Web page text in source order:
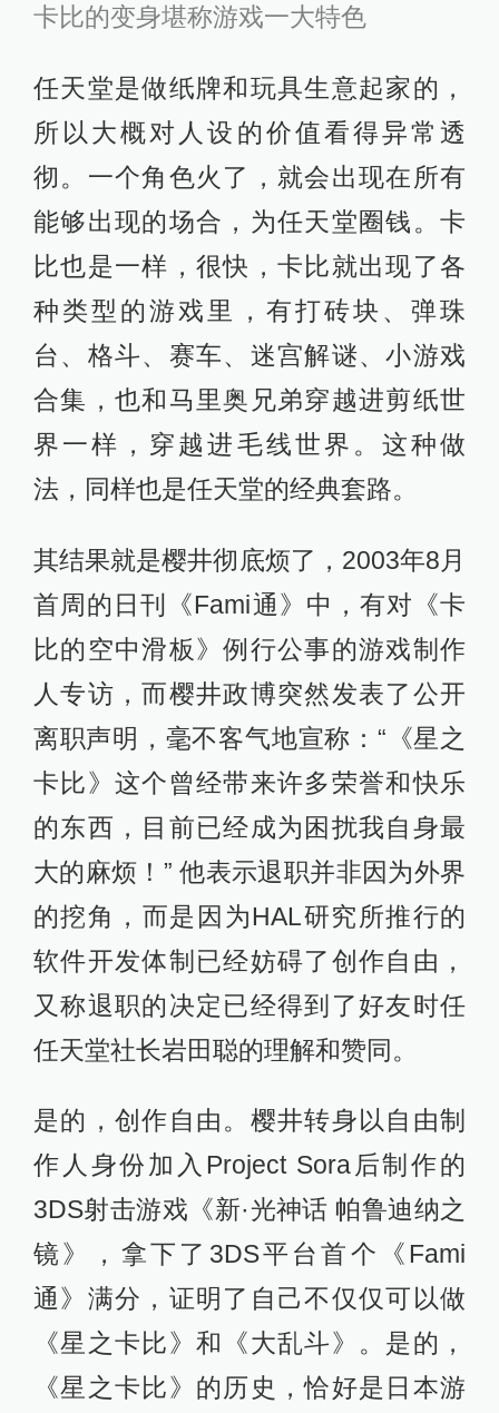
卡比的变身堪称游戏一大特色
任天堂是做纸牌和玩具生意起家的，
所以大概对人设的价值看得异常透
彻。一个角色火了，就会出现在所有
能够出现的场合，为任天堂圈钱。卡
比也是一样，很快，卡比就出现了各
种类型的游戏里，有打砖块、弹珠
台、格斗、赛车、迷宫解谜、小游戏
合集，也和马里奥兄弟穿越进剪纸世
界一样，穿越进毛线世界。这种做
法，同样也是任天堂的经典套路。
其结果就是樱井彻底烦了，2003年8月
首周的日刊《Fami通》中，有对《卡
比的空中滑板》例行公事的游戏制作
人专访，而樱井政博突然发表了公开
离职声明，毫不客气地宣称：“《星之
卡比》这个曾经带来许多荣誉和快乐
的东西，目前已经成为困扰我自身最
大的麻烦！” 他表示退职并非因为外界
的挖角，而是因为HAL研究所推行的
软件开发体制已经妨碍了创作自由，
又称退职的决定已经得到了好友时任
任天堂社长岩田聪的理解和赞同。
是的，创作自由。樱井转身以自由制
作人身份加入Project Sora后制作的
3DS射击游戏《新·光神话 帕鲁迪纳之
镜》，拿下了3DS平台首个《Fami
通》满分，证明了自己不仅仅可以做
《星之卡比》和《大乱斗》。是的，
《星之卡比》的历史，恰好是日本游